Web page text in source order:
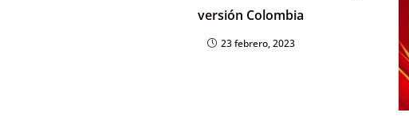
versión Colombia
23 febrero, 2023